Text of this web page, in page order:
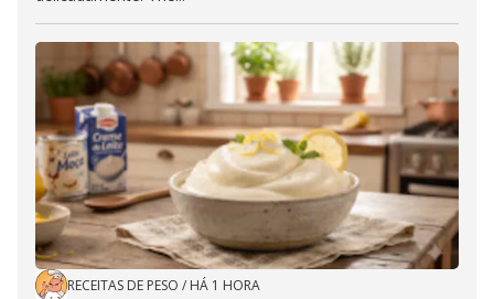
RECEITAS DE PESO / HÁ 1 HORA